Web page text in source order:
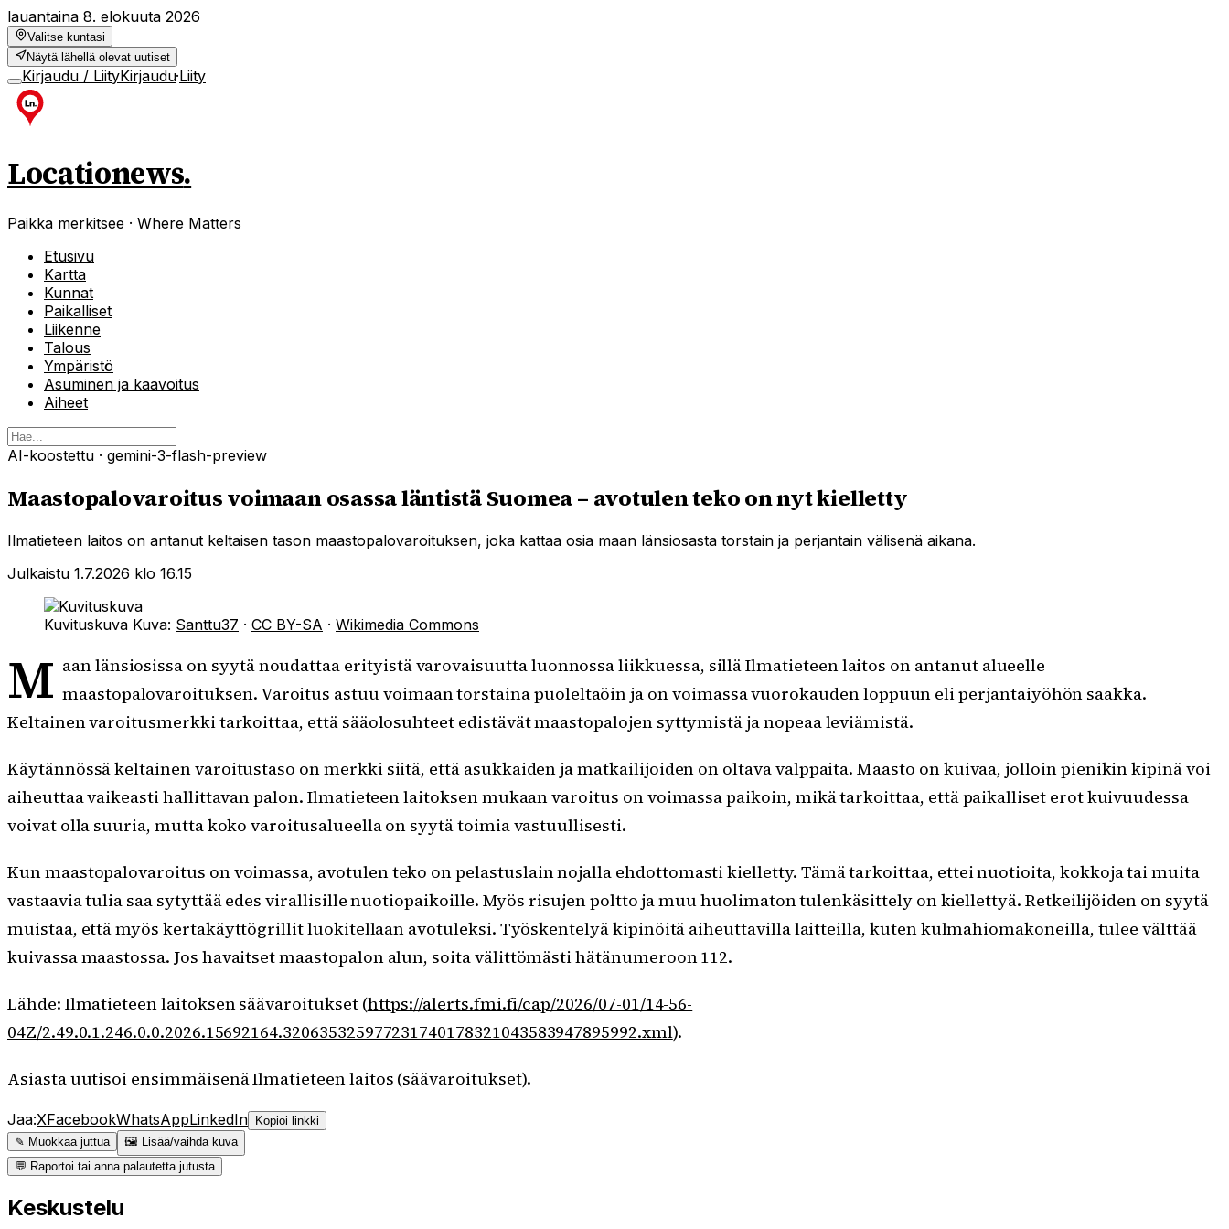
lauantaina 8. elokuuta 2026
Valitse kuntasi
Näytä lähellä olevat uutiset
Kirjaudu / LiityKirjaudu·Liity
Locationews.
Paikka merkitsee · Where Matters
Etusivu
Kartta
Kunnat
Paikalliset
Liikenne
Talous
Ympäristö
Asuminen ja kaavoitus
Aiheet
AI-koostettu · gemini-3-flash-preview
Maastopalovaroitus voimaan osassa läntistä Suomea – avotulen teko on nyt kielletty
Ilmatieteen laitos on antanut keltaisen tason maastopalovaroituksen, joka kattaa osia maan länsiosasta torstain ja perjantain välisenä aikana.
Julkaistu 1.7.2026 klo 16.15
Kuvituskuva Kuva: Santtu37 · CC BY-SA · Wikimedia Commons
M aan länsiosissa on syytä noudattaa erityistä varovaisuutta luonnossa liikkuessa, sillä Ilmatieteen laitos on antanut alueelle
maastopalovaroituksen. Varoitus astuu voimaan torstaina puoleltaöin ja on voimassa vuorokauden loppuun eli perjantaiyöhön saakka.
Keltainen varoitusmerkki tarkoittaa, että sääolosuhteet edistävät maastopalojen syttymistä ja nopeaa leviämistä.
Käytännössä keltainen varoitustaso on merkki siitä, että asukkaiden ja matkailijoiden on oltava valppaita. Maasto on kuivaa, jolloin pienikin kipinä voi
aiheuttaa vaikeasti hallittavan palon. Ilmatieteen laitoksen mukaan varoitus on voimassa paikoin, mikä tarkoittaa, että paikalliset erot kuivuudessa
voivat olla suuria, mutta koko varoitusalueella on syytä toimia vastuullisesti.
Kun maastopalovaroitus on voimassa, avotulen teko on pelastuslain nojalla ehdottomasti kielletty. Tämä tarkoittaa, ettei nuotioita, kokkoja tai muita
vastaavia tulia saa sytyttää edes virallisille nuotiopaikoille. Myös risujen poltto ja muu huolimaton tulenkäsittely on kiellettyä. Retkeilijöiden on syytä
muistaa, että myös kertakäyttögrillit luokitellaan avotuleksi. Työskentelyä kipinöitä aiheuttavilla laitteilla, kuten kulmahiomakoneilla, tulee välttää
kuivassa maastossa. Jos havaitset maastopalon alun, soita välittömästi hätänumeroon 112.
Lähde: Ilmatieteen laitoksen säävaroitukset (https://alerts.fmi.fi/cap/2026/07-01/14-56-
04Z/2.49.0.1.246.0.0.2026.15692164.320635325977231740178321043583947895992.xml).
Asiasta uutisoi ensimmäisenä Ilmatieteen laitos (säävaroitukset).
Jaa:XFacebookWhatsAppLinkedIn
Kopioi linkki
✎ Muokkaa juttua
🖼 Lisää/vaihda kuva
💬 Raportoi tai anna palautetta jutusta
Keskustelu